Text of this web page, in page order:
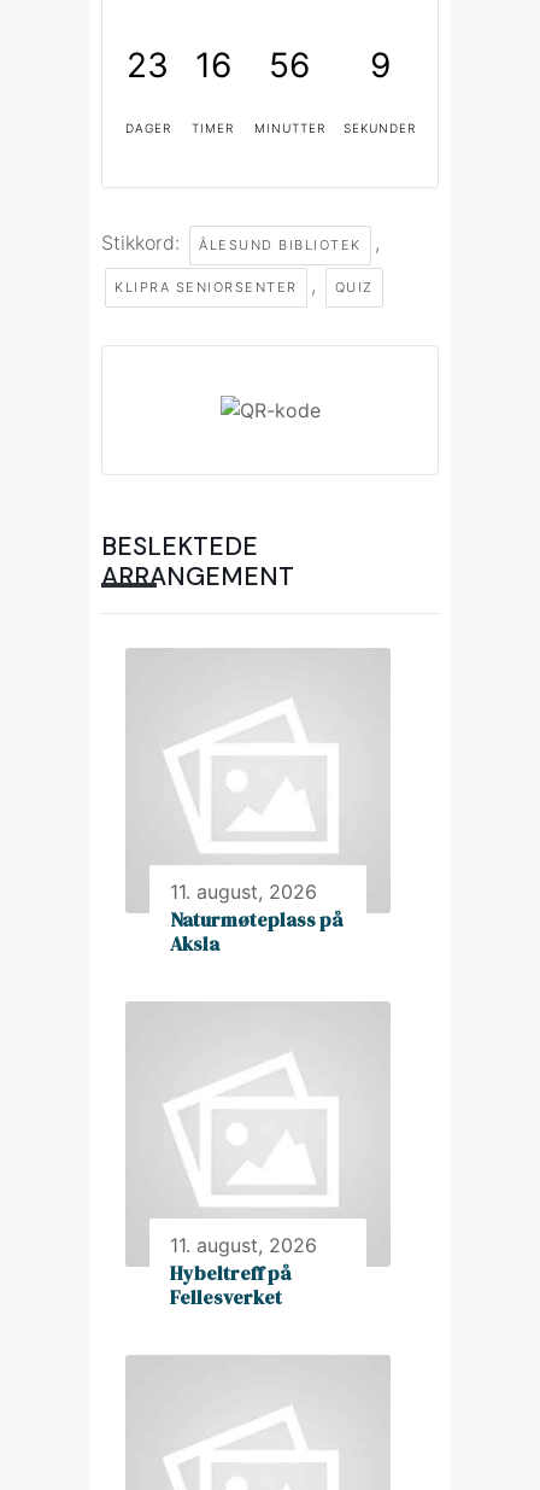
23
DAGER
16
TIMER
56
MINUTTER
9
SEKUNDER
Stikkord: ÅLESUND BIBLIOTEK ,
KLIPRA SENIORSENTER , QUIZ
BESLEKTEDE
ARRANGEMENT
11. august, 2026
Naturmøteplass på
Aksla
11. august, 2026
Hybeltreff på
Fellesverket